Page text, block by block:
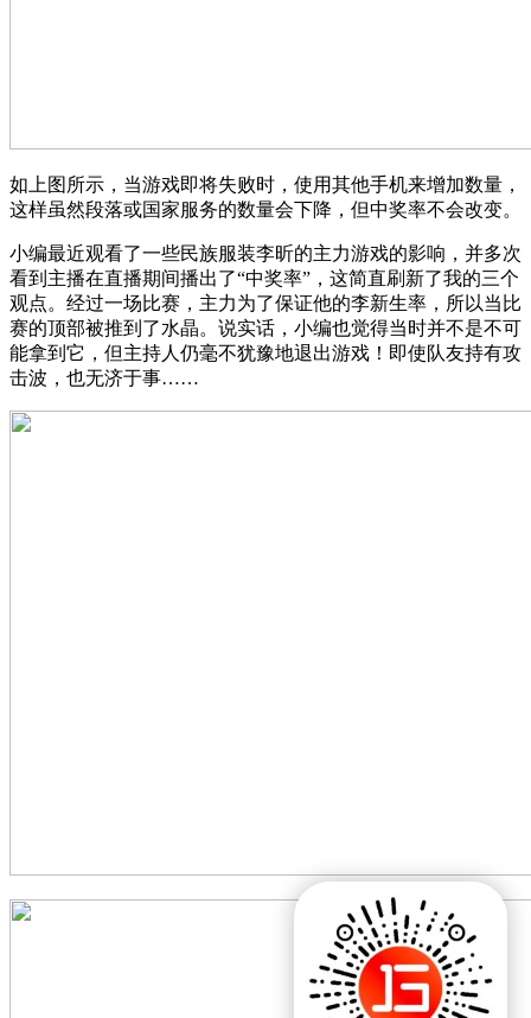
如上图所示，当游戏即将失败时，使用其他手机来增加数量，
这样虽然段落或国家服务的数量会下降，但中奖率不会改变。
小编最近观看了一些民族服装李昕的主力游戏的影响，并多次
看到主播在直播期间播出了“中奖率”，这简直刷新了我的三个
观点。经过一场比赛，主力为了保证他的李新生率，所以当比
赛的顶部被推到了水晶。说实话，小编也觉得当时并不是不可
能拿到它，但主持人仍毫不犹豫地退出游戏！即使队友持有攻
击波，也无济于事……